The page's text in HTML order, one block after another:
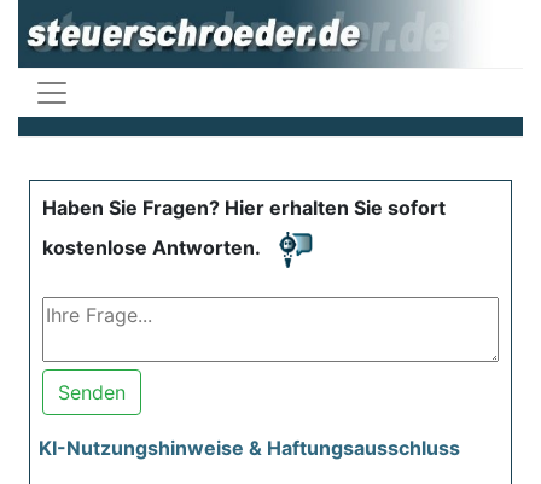
Haben Sie Fragen? Hier erhalten Sie sofort
kostenlose Antworten.
Senden
KI-Nutzungshinweise & Haftungsausschluss